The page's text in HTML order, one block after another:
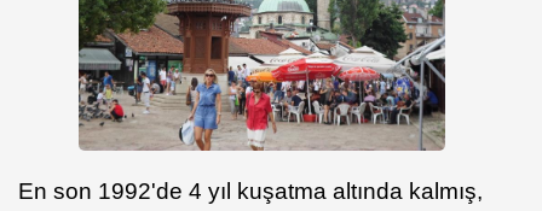
En son 1992'de 4 yıl kuşatma altında kalmış,